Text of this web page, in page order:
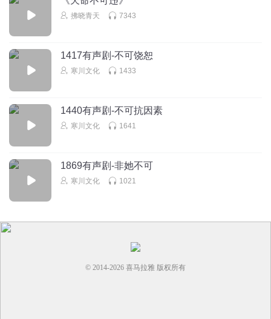
拂晓青天 7343
1417有声剧-不可饶恕
寒川文化 1433
1440有声剧-不可抗因素
寒川文化 1641
1869有声剧-非她不可
寒川文化 1021
© 2014-2026 喜马拉雅 版权所有